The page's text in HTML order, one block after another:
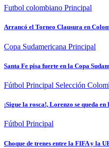
Futbol colombiano Principal
Arrancó el Torneo Clausura en
Copa Sudamericana Principal
Santa Fe pisa fuerte en la Copa
Fútbol Principal Selección
¡Sigue la rosca!, Lorenzo se queda en
Fútbol Principal
Choque de trenes entre la FIFA y la